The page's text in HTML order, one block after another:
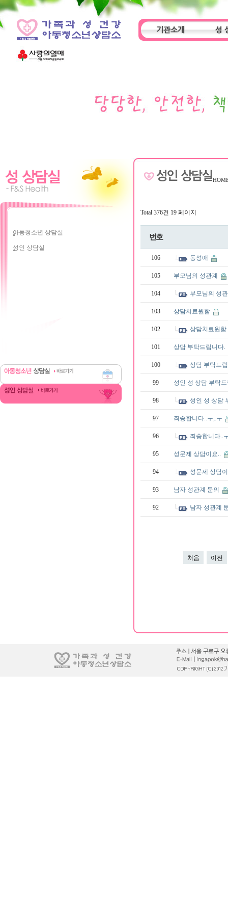
기관소개 성
아동청소년 상담실
성인 상담실
Total 376건 19 페이지
번호
106 동성애
105 부모님의 성관계
104 부모님의 성
103 상담치료원함
102 상담치료원함
101 상담 부탁드립니다.
100 상담 부탁드
99 성인 성 상담 부탁
98 성인 성 상담
97 죄송합니다..ㅜ,.ㅜ
96 죄송합니다..
95 성문제 상담이요..
94 성문제 상담
93 남자 성관계 문의
92 남자 성관계
처음 이전